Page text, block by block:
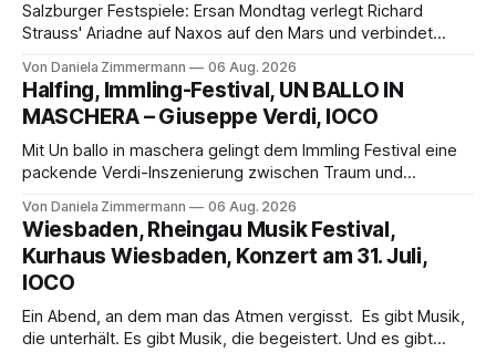
Salzburger Festspiele: Ersan Mondtag verlegt Richard
Strauss' Ariadne auf Naxos auf den Mars und verbindet
Aufführung mit starken Solisten und den Wiener
Philharmonikern, szenisch bleibt der zweite Akt jedoch
hinter den Erwartungen zurück.
Von Daniela Zimmermann 06 Aug. 2026
Halfing, Immling-Festival, UN BALLO IN
MASCHERA – Giuseppe Verdi, IOCO
Mit Un ballo in maschera gelingt dem Immling Festival eine
packende Verdi-Inszenierung zwischen Traum und
psychologische Tiefe mit starken Bildern, getragen von
einem spielfreudigen Ensemble und einer musikalisch
überzeugenden Gesamtleistung.
Von Daniela Zimmermann 06 Aug. 2026
Wiesbaden, Rheingau Musik Festival,
Kurhaus Wiesbaden, Konzert am 31. Juli,
IOCO
Ein Abend, an dem man das Atmen vergisst. Es gibt Musik,
die unterhält. Es gibt Musik, die begeistert. Und es gibt